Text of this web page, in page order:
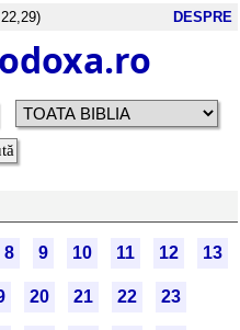
DESPRE
8 9 10 11 12 13
20 21 22 23